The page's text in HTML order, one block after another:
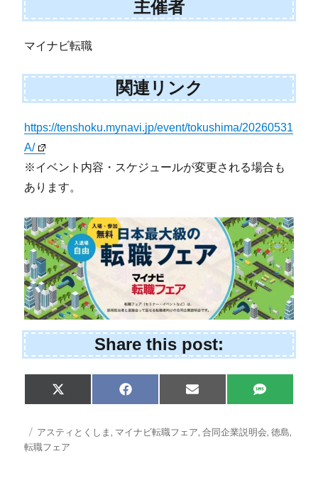
主催者
マイナビ転職
関連リンク
https://tenshoku.mynavi.jp/event/tokushima/20260531
A/
※イベント内容・スケジュールが変更される場合も
あります。
Share this post:
Share
on
X
(
w
t
Share
on
F
a
e
b
Share
on
E
m
l
Share
on
S
M
投
稿
タ
グ
アスティとくしま, マイナビ転職フェア,合同企業説明会,徳島,
転職フェア